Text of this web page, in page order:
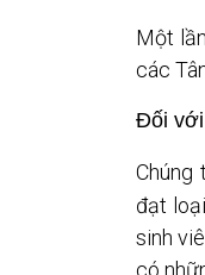
Một
các
Đối với
Chúng
đạt
sinh
có